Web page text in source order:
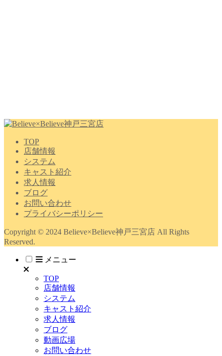
TOP
店舗情報
システム
キャスト紹介
求人情報
ブログ
お問い合わせ
プライバシーポリシー
Copyright © 2024 Believe×Believe神戸三宮店 All Rights
Reserved.
メニュー
TOP
店舗情報
システム
キャスト紹介
求人情報
ブログ
動画広場
お問い合わせ